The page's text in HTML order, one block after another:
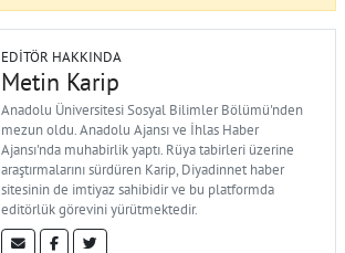
EDITÖR HAKKINDA
Metin Karip
Anadolu Üniversitesi Sosyal Bilimler Bölümü'nden
mezun oldu. Anadolu Ajansı ve İhlas Haber
Ajansı'nda muhabirlik yaptı. Rüya tabirleri üzerine
araştırmalarını sürdüren Karip, Diyadinnet haber
sitesinin de imtiyaz sahibidir ve bu platformda
editörlük görevini yürütmektedir.